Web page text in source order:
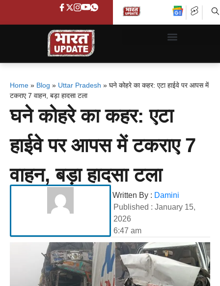
Home » Blog » Uttar Pradesh » घने कोहरे का कहर: एटा हाईवे पर आपस में
टकराए 7 वाहन, बड़ा हादसा टला
घने कोहरे का कहर: एटा
हाईवे पर आपस में टकराए 7
वाहन, बड़ा हादसा टला
Written By : Damini
Published : January 15,
2026
6:47 am